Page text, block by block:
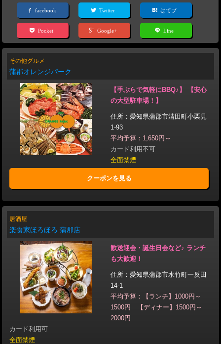
facebook Twitter はてブ
Pocket Google+ Line
その他グルメ
蒲郡オレンジパーク
【手ぶらで気軽にBBQ♪】 【安心
の大型駐車場！】
住所：愛知県蒲郡市清田町小栗見
1-93
平均予算：1,650円～
カード利用不可
全面禁煙
クーポンを見る
居酒屋
楽食家ほろほろ 蒲郡店
歓送迎会・誕生日会など♪ ランチ
も大歓迎！
住所：愛知県蒲郡市水竹町一反田
14-1
平均予算：【ランチ】1000円～
1500円 【ディナー】1500円～
2000円
カード利用可
全面禁煙